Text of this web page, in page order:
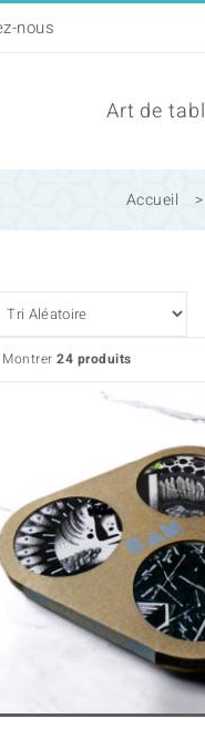
Art de
Accueil >
Montrer24 produits